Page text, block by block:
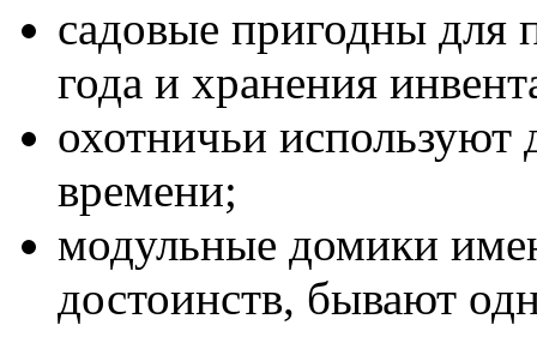
садовые пригодны для
года и хранения
охотничьи используют
времени;
модульные домики
достоинств, бывают